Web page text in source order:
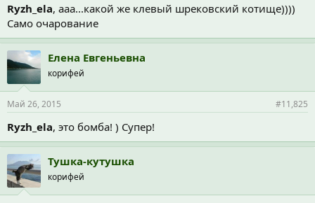
Ryzh_ela, ааа...какой же клевый шрековский котище))))
Само очарование
Елена Евгеньевна
корифей
Май 26, 2015 #11,825
Ryzh_ela, это бомба! ) Супер!
Тушка-кутушка
корифей